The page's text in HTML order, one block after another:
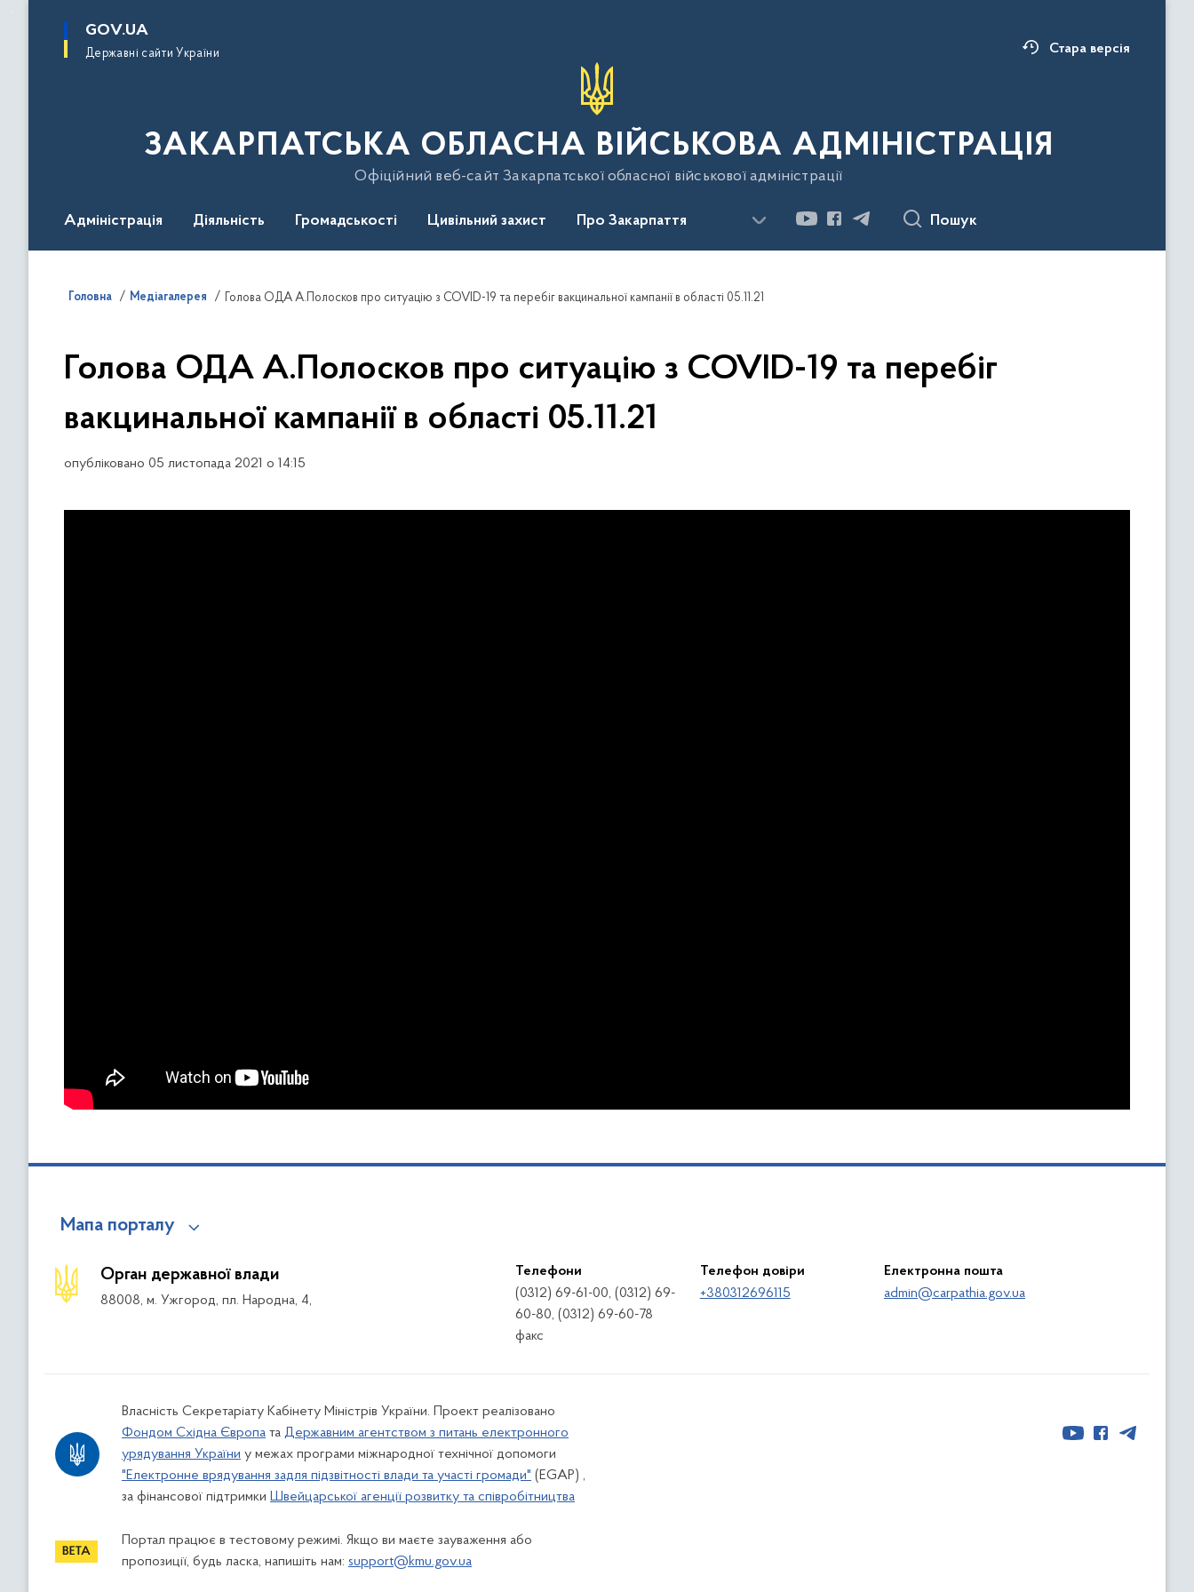
основного
GOV.UA
Державні сайти України Стара версія
ЗАКАРПАТСЬКА ОБЛАСНА ВІЙСЬКОВА АДМІНІСТРАЦІЯ
Офіційний веб-сайт Закарпатської обласної військової адміністрації
Адміністрація Діяльність Громадськості Цивільний захист Про Закарпаття Пошук
Головна Медіагалерея Голова ОДА А.Полосков про ситуацію з COVID-19 та перебіг вакцинальної кампанії в області 05.11.21
Голова ОДА А.Полосков про ситуацію з COVID-19 та перебіг
вакцинальної кампанії в області 05.11.21
опубліковано 05 листопада 2021 о 14:15
Мапа порталу
Орган державної влади
88008, м. Ужгород, пл. Народна, 4,
Телефони
(0312) 69-61-00, (0312) 69-
60-80, (0312) 69-60-78
факс
Телефон довіри
+380312696115
Електронна пошта
admin@carpathia.gov.ua
Власність Секретаріату Кабінету Міністрів України. Проект реалізовано
Фондом Східна Європа та Державним агентством з питань електронного
урядування України у межах програми міжнародної технічної допомоги
"Електронне врядування задля підзвітності влади та участі громади" (EGAP) ,
за фінансової підтримки Швейцарської агенції розвитку та співробітництва
Портал працює в тестовому режимі. Якщо ви маєте зауваження або
пропозиції, будь ласка, напишіть нам: support@kmu.gov.ua